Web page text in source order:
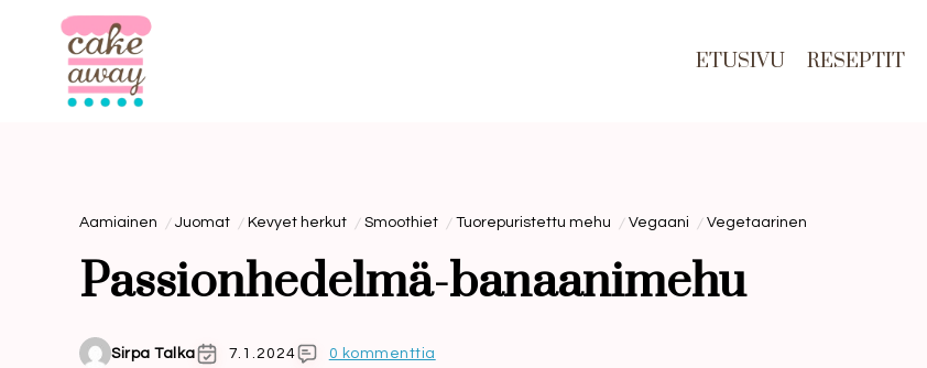
sisältöön
ETUSIVU RESEPTIT
Aamiainen Juomat Kevyet herkut Smoothiet Tuorepuristettu mehu Vegaani Vegetaarinen
Passionhedelmä-banaanimehu
Sirpa Talka 7.1.2024 0 kommenttia